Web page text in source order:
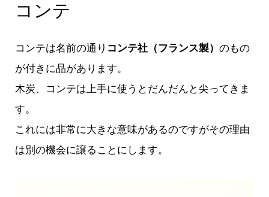
コンテ
コンテは名前の通り コンテ社（フランス製） のもの
が付きに品があります。
木炭、コンテは上手に使うとだんだんと尖ってきま
す。
これには非常に大きな意味があるのですがその理由
は別の機会に譲ることにします。